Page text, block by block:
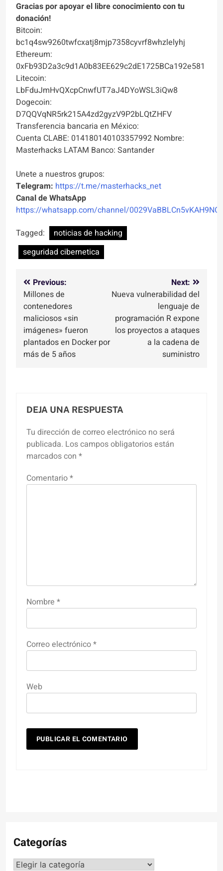
Gracias por apoyar el libre conocimiento con tu
donación!
Bitcoin:
bc1q4sw9260twfcxatj8mjp7358cyvrf8whzlelyhj
Ethereum:
0xFb93D2a3c9d1A0b83EE629c2dE1725BCa192e581
Litecoin:
LbFduJmHvQXcpCnwfUT7aJ4DYoWSL3iQw8
Dogecoin:
D7QQVqNR5rk215A4zd2gyzV9P2bLQtZHFV
Transferencia bancaria en México:
Cuenta CLABE: 014180140103357992 Nombre:
Masterhacks LATAM Banco: Santander
Unete a nuestros grupos:
Telegram: https://t.me/masterhacks_net
Canal de WhatsApp
https://whatsapp.com/channel/
Tagged:
noticias de hacking
seguridad cibernetica
Navegación
de
entradas
Previous:
Millones de
contenedores
maliciosos «sin
imágenes» fueron
plantados en Docker por
más de 5 años
Next:
Nueva vulnerabilidad del
lenguaje de
programación R expone
los proyectos a ataques
a la cadena de
suministro
DEJA UNA RESPUESTA
Tu dirección de correo electrónico no será
publicada. Los campos obligatorios están
marcados con *
Comentario*
Nombre *
Correo electrónico*
Web
Categorías
Categorías